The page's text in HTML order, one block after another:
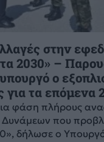
στην
2030» –
ο
για τα επόμενα
φάση πλήρους
που
δήλωσε ο